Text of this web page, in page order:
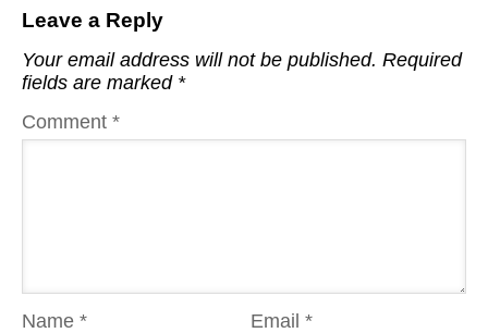
Leave a Reply
Your email address will not be published. Required
fields are marked *
Comment *
Name * Email*